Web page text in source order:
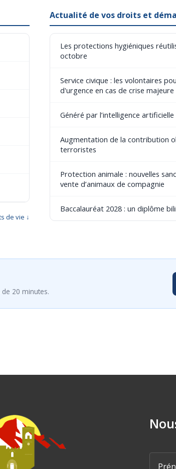
de vie ↓
Actualité de vos droits et
Les protections hygiéniques
octobre
Service civique : les volontaires
d'urgence en cas de crise majeure
Généré par l’intelligence
Augmentation de la contribution
terroristes
Protection animale : nouvelles
vente d’animaux de compagnie
Baccalauréat 2028 : un diplôme
20 minutes.